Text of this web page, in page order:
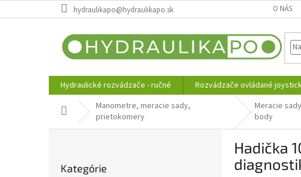
na
hydraulikapo@hydraulikapo.sk O NÁS
Hydraulické rozvádzače - ručné Rozvádzače ovládané
DomovManometre, meracie sady,
prietokomery
Meracie
body
kategórie
Kategórie
Hadička